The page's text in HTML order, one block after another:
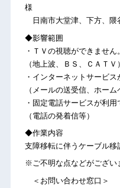
様
日南市大堂津、下方、
◆影響範囲
・ＴＶの視聴ができません。
（地上波、ＢＳ、ＣＡＴＶ）
・インターネットサービス
（メールの送受信、ホーム
・固定電話サービスが利用
（電話の発着信等）
◆作業内容
支障移転に伴うケーブル移
※ご不明な点などがござい
＜お問い合わせ窓口＞